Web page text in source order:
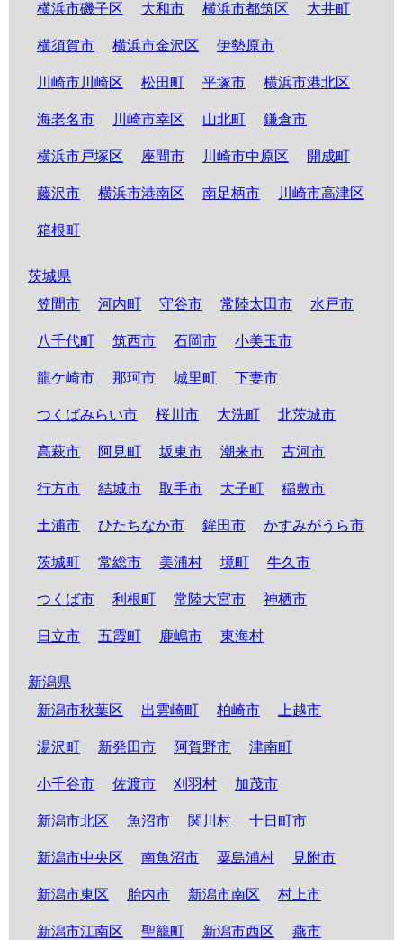
横浜市磯子区 大和市 横浜市都筑区 大井町
横須賀市 横浜市金沢区 伊勢原市
川崎市川崎区 松田町 平塚市 横浜市港北区
海老名市 川崎市幸区 山北町 鎌倉市
横浜市戸塚区 座間市 川崎市中原区 開成町
藤沢市 横浜市港南区 南足柄市 川崎市高津区
箱根町
茨城県
笠間市
河内町 守谷市 常陸太田市 水戸市
八千代町 筑西市 石岡市 小美玉市
龍ケ崎市 那珂市 城里町 下妻市
つくばみらい市 桜川市 大洗町 北茨城市
高萩市 阿見町 坂東市 潮来市 古河市
行方市 結城市 取手市 大子町 稲敷市
土浦市 ひたちなか市 鉾田市 かすみがうら市
茨城町 常総市 美浦村 境町 牛久市
つくば市 利根町 常陸大宮市 神栖市
日立市 五霞町 鹿嶋市 東海村
新潟県
新潟市秋葉区
出雲崎町 柏崎市 上越市
湯沢町 新発田市 阿賀野市 津南町
小千谷市 佐渡市 刈羽村 加茂市
新潟市北区 魚沼市 関川村 十日町市
新潟市中央区 南魚沼市 粟島浦村 見附市
新潟市東区 胎内市 新潟市南区 村上市
新潟市江南区 聖籠町 新潟市西区 燕市